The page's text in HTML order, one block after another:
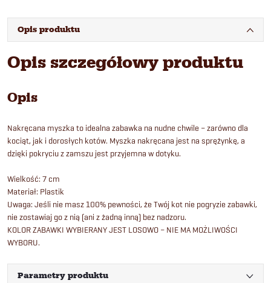
Opis produktu
Opis szczegółowy produktu
Opis
Nakręcana myszka to idealna zabawka na nudne chwile – zarówno dla
kociąt, jak i dorosłych kotów. Myszka nakręcana jest na sprężynkę, a
dzięki pokryciu z zamszu jest przyjemna w dotyku.
Wielkość: 7 cm
Materiał: Plastik
Uwaga: Jeśli nie masz 100% pewności, że Twój kot nie pogryzie zabawki,
nie zostawiaj go z nią (ani z żadną inną) bez nadzoru.
KOLOR ZABAWKI WYBIERANY JEST LOSOWO – NIE MA MOŻLIWOŚCI
WYBORU.
Parametry produktu